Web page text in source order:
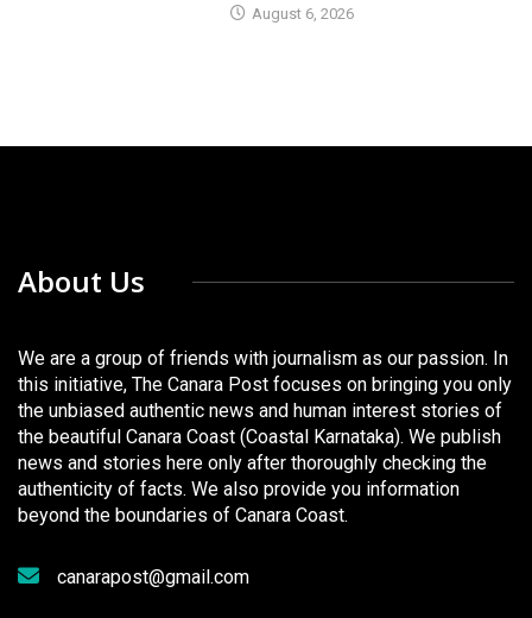
August 6, 2026
About Us
We are a group of friends with journalism as our passion. In
this initiative, The Canara Post focuses on bringing you only
the unbiased authentic news and human interest stories of
the beautiful Canara Coast (Coastal Karnataka). We publish
news and stories here only after thoroughly checking the
authenticity of facts. We also provide you information
beyond the boundaries of Canara Coast.
canarapost@gmail.com